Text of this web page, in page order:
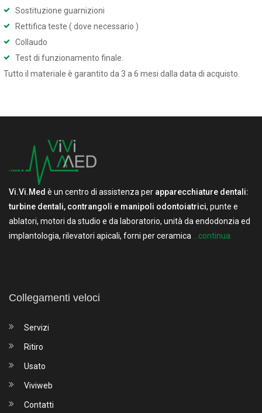
Sostituzione guarnizioni
Rettifica teste ( dove necessario )
Collaudo
Test di funzionamento finale.
Tutto il materiale è garantito da 3 a 6 mesi dalla data di acquisto.
Vi.Vi.Med è un centro di assistenza per apparecchiature dentali:
turbine dentali, contrangoli e manipoli odontoiatrici, punte e
ablatori, motori da studio e da laboratorio, unità da endodonzia ed
implantologia, rilevatori apicali, forni per ceramica
...continua
Collegamenti veloci
Servizi
Ritiro
Usato
Viviweb
Contatti